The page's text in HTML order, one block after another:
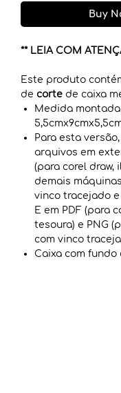
Buy
** LEIA COM
Este produto
de corte de caixa
Medida montada
Para esta
arquivos em
(para corel draw,
demais
vinco tracejado
E em PDF (para
tesoura) e PNG
com vinco
Caixa com fundo